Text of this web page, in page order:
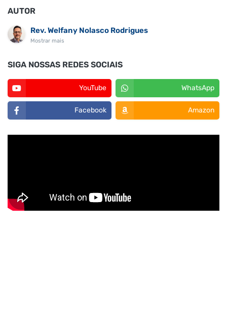
AUTOR
Rev. Welfany Nolasco Rodrigues
Mostrar mais
SIGA NOSSAS REDES SOCIAIS
YouTube WhatsApp
Facebook Amazon